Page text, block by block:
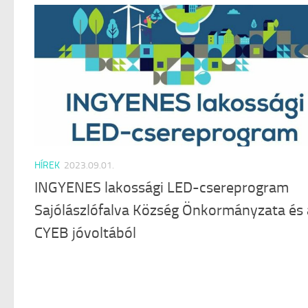
HÍREK 2023.09.01.
INGYENES lakossági LED-csereprogram
Sajólászlófalva Község Önkormányzata és
CYEB jóvoltából